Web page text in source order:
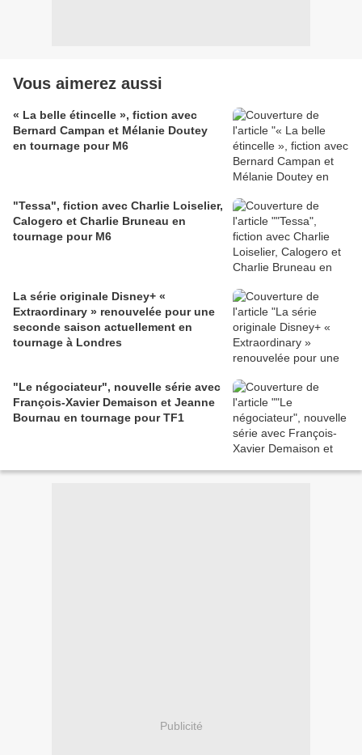
Vous aimerez aussi
« La belle étincelle », fiction avec
Bernard Campan et Mélanie Doutey
en tournage pour M6
"Tessa", fiction avec Charlie Loiselier,
Calogero et Charlie Bruneau en
tournage pour M6
La série originale Disney+ «
Extraordinary » renouvelée pour une
seconde saison actuellement en
tournage à Londres
"Le négociateur", nouvelle série avec
François-Xavier Demaison et Jeanne
Bournau en tournage pour TF1
Publicité